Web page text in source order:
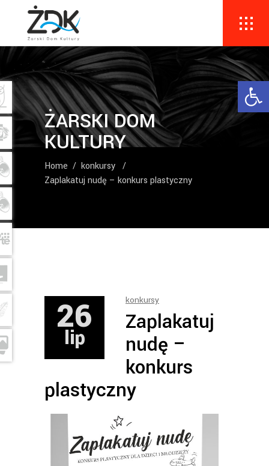
ŻARSKI DOM
KULTURY
Home / konkursy /
Zaplakatuj nudę – konkurs plastyczny
26
lip
konkursy
Zaplakatuj
nudę –
konkurs
plastyczny